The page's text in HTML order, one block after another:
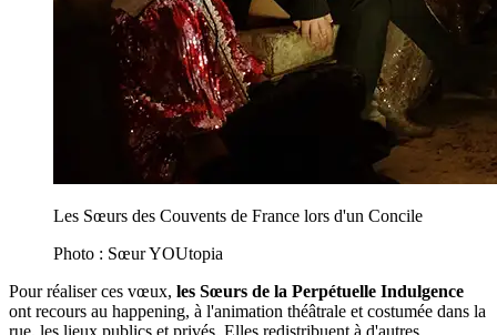
Les Sœurs des Couvents de France lors d'un Concile
Photo : Sœur YOUtopia
Pour réaliser ces vœux, les Sœurs de la Perpétuelle Indulgence
ont recours au happening, à l'animation théâtrale et costumée dans la
rue, les lieux publics et privés. Elles redistribuent à d'autres